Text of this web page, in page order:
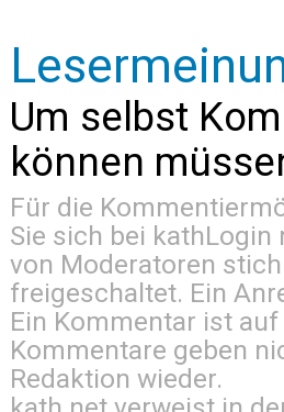
Um selbst
können
Für die
Sie sich bei kathLogin
von Moderatoren
freigeschaltet. Ein
Ein Kommentar ist
Kommentare geben
Redaktion wieder.